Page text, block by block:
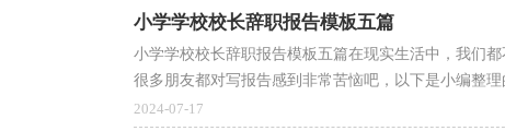
小学学校校长辞职报告模板五篇
小学学校校长辞职报告模板五篇在现实生活中，我们
很多朋友都对写报告感到非常苦恼吧，以下是小编整
2024-07-17